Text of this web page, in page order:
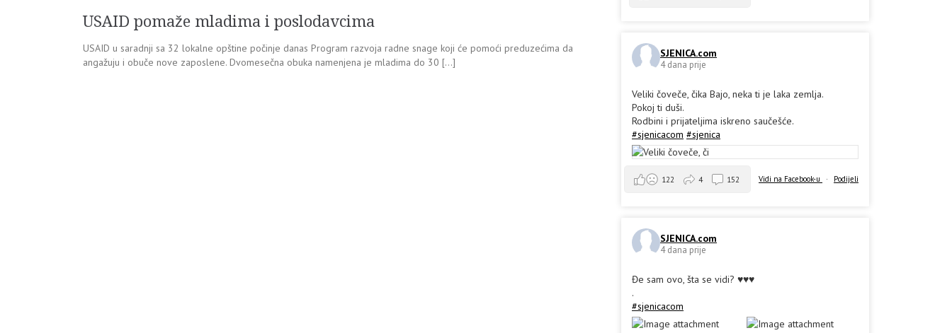
USAID pomaže mladima i poslodavcima
USAID u saradnji sa 32 lokalne opštine počinje danas Program razvoja radne snage koji će pomoći preduzećima da
angažuju i obuče nove zaposlene. Dvomesečna obuka namenjena je mladima do 30 […]
SJENICA.com
4 dana prije
Veliki čoveče, čika Bajo, neka ti je laka zemlja.
Pokoj ti duši.
Rodbini i prijateljima iskreno saučešće.
#sjenicacom #sjenica
Vidi na Facebook-u · Podijeli
122 4 152
SJENICA.com
4 dana prije
Đe sam ovo, šta se vidi? ♥️♥️♥️
.
#sjenicacom